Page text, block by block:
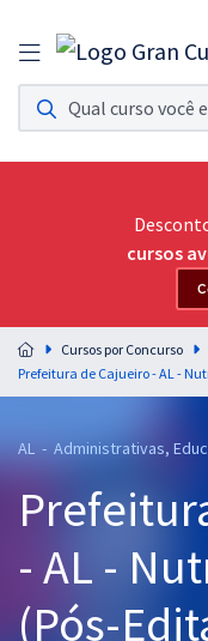
Assinatura
Acesso a todos os cursos.
Assinatura OAB Até
Acesso ilimitado a toda
Residências
Preparação completa e
residências em saúde do
Cursos 20% OFF
Graduação
cursos
Cursos por Concurso
Prefeitura de Cajueiro - AL -
AL - Administrativas,
- AL -
(Pós-